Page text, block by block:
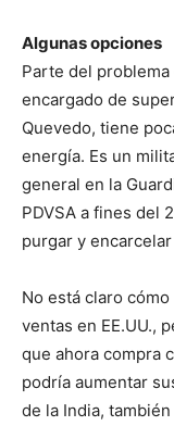
Algunas opciones
Parte del
encargado de
Quevedo, tiene
energía. Es un
general en la
PDVSA a fines del
purgar y
No está claro
ventas en EE.UU.,
que ahora compra
podría aumentar
de la India,